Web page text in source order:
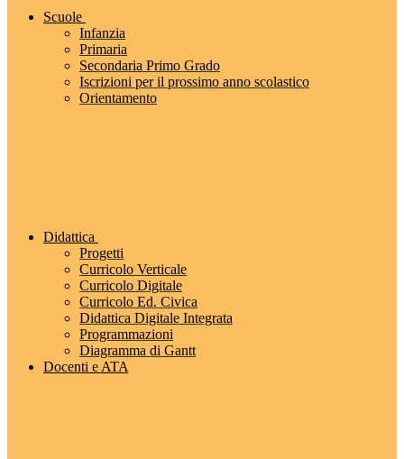
Scuole
Infanzia
Primaria
Secondaria Primo Grado
Iscrizioni per il prossimo anno scolastico
Orientamento
Didattica
Progetti
Curricolo Verticale
Curricolo Digitale
Curricolo Ed. Civica
Didattica Digitale Integrata
Programmazioni
Diagramma di Gantt
Docenti e ATA